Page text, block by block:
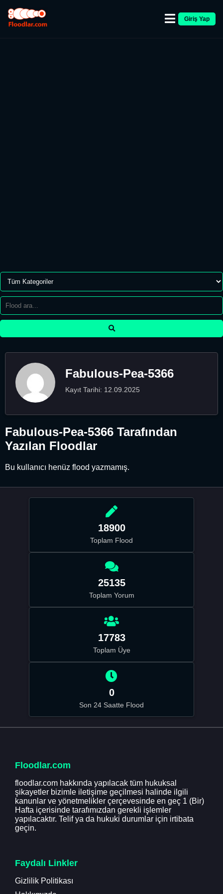
Giriş Yap
Fabulous-Pea-5366
Kayıt Tarihi: 12.09.2025
Fabulous-Pea-5366 Tarafından
Yazılan Floodlar
Bu kullanıcı henüz flood yazmamış.
18900
Toplam Flood
25135
Toplam Yorum
17783
Toplam Üye
0
Son 24 Saatte Flood
Floodlar.com
floodlar.com hakkında yapılacak tüm hukuksal
şikayetler bizimle iletişime geçilmesi halinde ilgili
kanunlar ve yönetmelikler çerçevesinde en geç 1 (Bir)
Hafta içerisinde tarafımızdan gerekli işlemler
yapılacaktır. Telif ya da hukuki durumlar için irtibata
geçin.
Faydalı Linkler
Gizlilik Politikası